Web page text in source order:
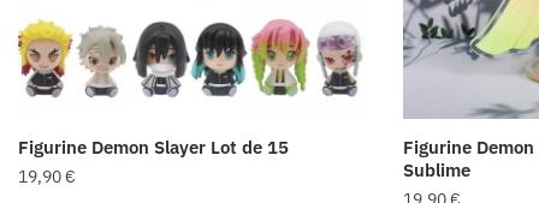
Figurine Demon Slayer Lot de 15
19,90€
Figurine
Sublime